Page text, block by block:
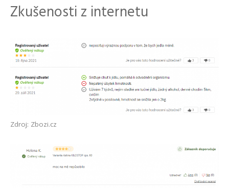
Zkušenosti z internetu
Zdroj: Zbozi.cz